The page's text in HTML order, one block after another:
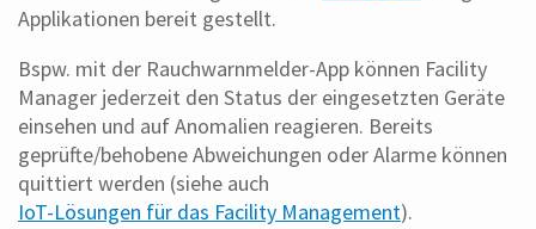
Applikationen bereit gestellt.
Bspw. mit der Rauchwarnmelder-App können Facility
Manager jederzeit den Status der eingesetzten Geräte
einsehen und auf Anomalien reagieren. Bereits
geprüfte/behobene Abweichungen oder Alarme können
quittiert werden (siehe auch
IoT-Lösungen für das Facility Management).